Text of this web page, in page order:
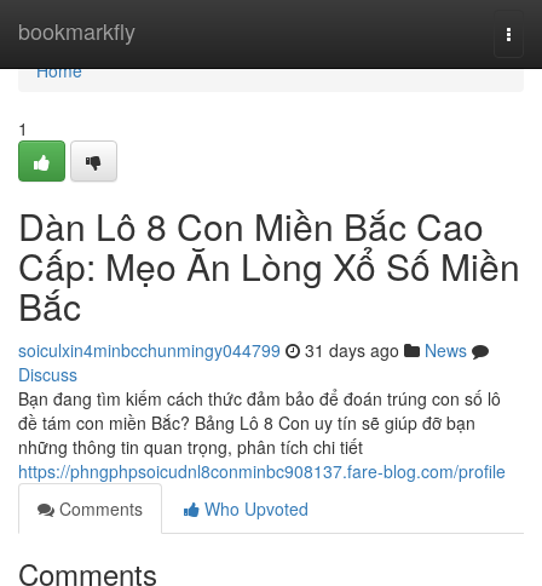
bookmarkfly
Home
Home
1
Dàn Lô 8 Con Miền Bắc Cao
Cấp: Mẹo Ăn Lòng Xổ Số Miền
Bắc
soiculxin4minbcchunmingy044799 31 days ago
News
Discuss
Bạn đang tìm kiếm cách thức đảm bảo để đoán trúng con số lô
đề tám con miền Bắc? Bảng Lô 8 Con uy tín sẽ giúp đỡ bạn
những thông tin quan trọng, phân tích chi tiết
https://phngphpsoicudnl8conminbc908137.fare-blog.com/profile
Comments
Who Upvoted
Comments